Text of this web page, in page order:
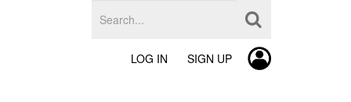
LOG IN SIGN UP